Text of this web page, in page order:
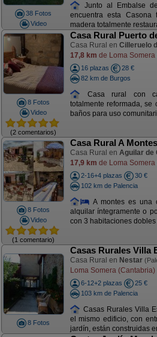
38 Fotos
Video
Junto al Embalse
encuentra esta
madera totalmente
8 Fotos
Video
(2 comentarios)
Casa Rural Puerto
Casa Rural en Cilleruelo
17,8 km de Loma
16 plazas
28 €
82 km de Burgos
Casa rural con
totalmente reformada,
baños para uso
8 Fotos
Video
(1 comentario)
Casa Rural A Montes
Casa Rural en Aguilar de
17,9 km de Loma
2-16+4 plazas
30 €
102 km de Palencia
A montes es una
alquilar íntegramente o
con 3 habitaciones dobles
8 Fotos
Casas Rurales Villa
Casa Rural en Nestar
Loma Somera (Cantabria)
6-12+2 plazas
25 €
103 km de Palencia
Casas Rurales Villa
el mismo edificio, con
jardín, están construidas